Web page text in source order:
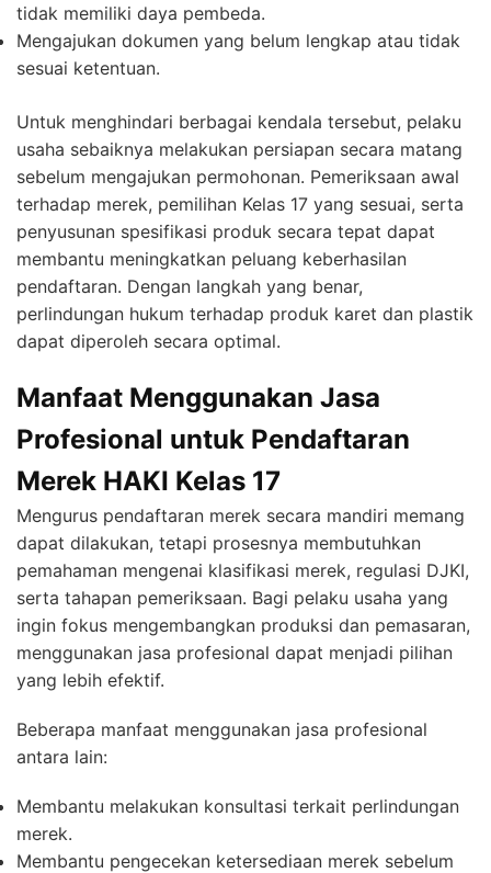
tidak memiliki daya pembeda.
Mengajukan dokumen yang belum lengkap atau tidak
sesuai ketentuan.
Untuk menghindari berbagai kendala tersebut, pelaku
usaha sebaiknya melakukan persiapan secara matang
sebelum mengajukan permohonan. Pemeriksaan awal
terhadap merek, pemilihan Kelas 17 yang sesuai, serta
penyusunan spesifikasi produk secara tepat dapat
membantu meningkatkan peluang keberhasilan
pendaftaran. Dengan langkah yang benar,
perlindungan hukum terhadap produk karet dan plastik
dapat diperoleh secara optimal.
Manfaat Menggunakan Jasa
Profesional untuk Pendaftaran
Merek HAKI Kelas 17
Mengurus pendaftaran merek secara mandiri memang
dapat dilakukan, tetapi prosesnya membutuhkan
pemahaman mengenai klasifikasi merek, regulasi DJKI,
serta tahapan pemeriksaan. Bagi pelaku usaha yang
ingin fokus mengembangkan produksi dan pemasaran,
menggunakan jasa profesional dapat menjadi pilihan
yang lebih efektif.
Beberapa manfaat menggunakan jasa profesional
antara lain:
Membantu melakukan konsultasi terkait perlindungan
merek.
Membantu pengecekan ketersediaan merek sebelum